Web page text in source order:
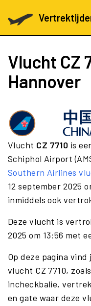
Vlucht CZ
Hannover
Vlucht CZ 7710 is
Schiphol Airport
Southern Airlines
12 september 2025
inmiddels ook
Deze vlucht is
2025 om 13:56 met
Op deze pagina
vlucht CZ 7710,
incheckbalie,
en gate waar deze